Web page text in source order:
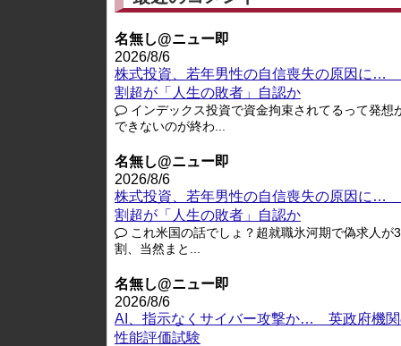
名無し@ニュー即
2026/8/6
株式投資、若年男性の自信喪失の原因に…
割超が「人生の敗者」自認か
インデックス投資で資金拘束されてるって発想
できないのが終わ...
名無し@ニュー即
2026/8/6
株式投資、若年男性の自信喪失の原因に…
割超が「人生の敗者」自認か
これ米国の話でしょ？超就職氷河期で偽求人が
割、当然まと...
名無し@ニュー即
2026/8/6
AI、指示なくサイバー攻撃か… 英政府機
性能評価試験